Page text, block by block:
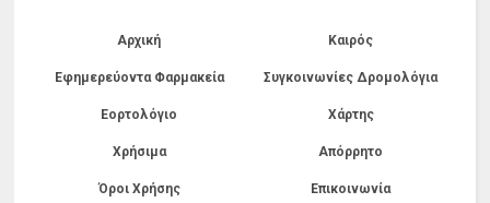
Αρχική Καιρός
Εφημερεύοντα Φαρμακεία Συγκοινωνίες Δρομολόγια
Εορτολόγιο Χάρτης
Χρήσιμα Απόρρητο
Όροι Χρήσης Επικοινωνία